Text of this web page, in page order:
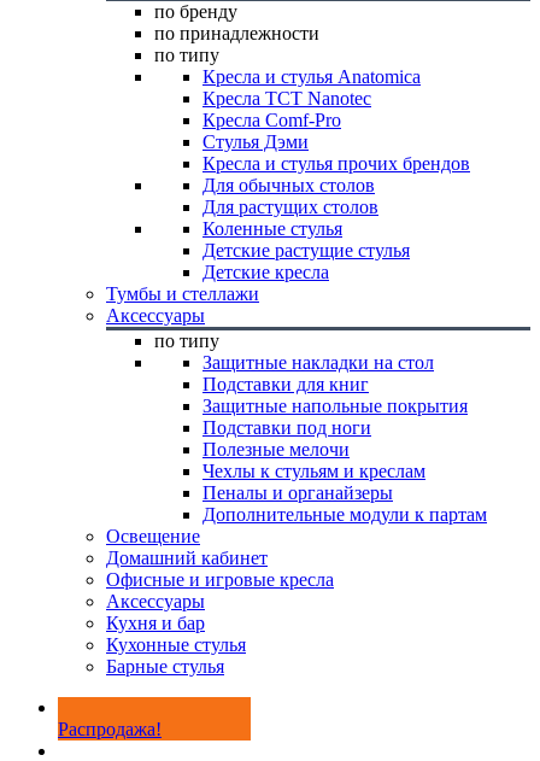
по бренду
по принадлежности
по типу
Кресла и стулья Anatomica
Кресла TCT Nanotec
Кресла Comf-Pro
Стулья Дэми
Кресла и стулья прочих брендов
Для обычных столов
Для растущих столов
Коленные стулья
Детские растущие стулья
Детские кресла
Тумбы и стеллажи
Аксессуары
по типу
Защитные накладки на стол
Подставки для книг
Защитные напольные покрытия
Подставки под ноги
Полезные мелочи
Чехлы к стульям и креслам
Пеналы и органайзеры
Дополнительные модули к партам
Освещение
Домашний кабинет
Офисные и игровые кресла
Аксессуары
Кухня и бар
Кухонные стулья
Барные стулья
Распродажа!